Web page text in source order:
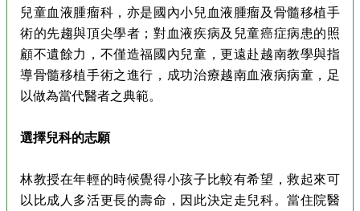
兒童血液腫瘤科，亦是國內小兒血液腫瘤及骨髓移植手
術的先趨與頂尖學者；對血液疾病及兒童癌症病患的照
顧不遺餘力，不僅造福國內兒童，更遠赴越南教學與指
導骨髓移植手術之進行，成功治療越南血液病病童，足
以做為當代醫者之典範。
選擇兒科的志願
林教授在年輕的時候覺得小孩子比較有希望，救起來可
以比成人多活更長的壽命，因此決定走兒科。當住院醫